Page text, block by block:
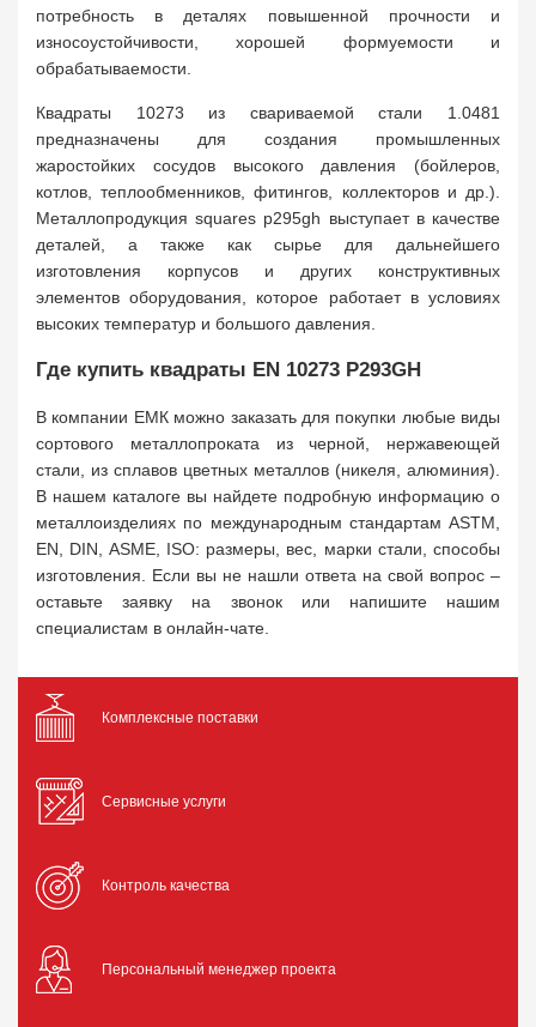
потребность в деталях повышенной прочности и
износоустойчивости, хорошей формуемости и
обрабатываемости.
Квадраты 10273 из свариваемой стали 1.0481
предназначены для создания промышленных
жаростойких сосудов высокого давления (бойлеров,
котлов, теплообменников, фитингов, коллекторов и др.).
Металлопродукция squares p295gh выступает в качестве
деталей, а также как сырье для дальнейшего
изготовления корпусов и других конструктивных
элементов оборудования, которое работает в условиях
высоких температур и большого давления.
Где купить квадраты EN 10273 P293GH
В компании ЕМК можно заказать для покупки любые виды
сортового металлопроката из черной, нержавеющей
стали, из сплавов цветных металлов (никеля, алюминия).
В нашем каталоге вы найдете подробную информацию о
металлоизделиях по международным стандартам ASTM,
EN, DIN, ASME, ISO: размеры, вес, марки стали, способы
изготовления. Если вы не нашли ответа на свой вопрос –
оставьте заявку на звонок или напишите нашим
специалистам в онлайн-чате.
Комплексные поставки
Сервисные услуги
Контроль качества
Персональный менеджер проекта